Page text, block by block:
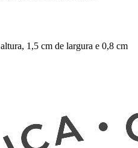
1,5 cm de largura e 0,8 cm